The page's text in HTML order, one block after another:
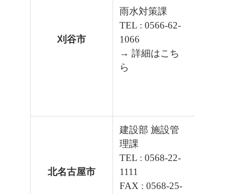
刈谷市
雨水対策課
TEL : 0566-62-
1066
→ 詳細はこち
ら
北名古屋市
建設部 施設管
理課
TEL : 0568-22-
1111
FAX : 0568-25-